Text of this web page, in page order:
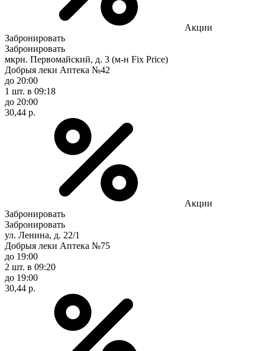
Акции
Забронировать
Забронировать
мкрн. Первомайский, д. 3 (м-н Fix Рrice)
Добрыя леки Аптека №42
до 20:00
1 шт. в 09:18
до 20:00
30,44 р.
Акции
Забронировать
Забронировать
ул. Ленина, д. 22/1
Добрыя леки Аптека №75
до 19:00
2 шт. в 09:20
до 19:00
30,44 р.